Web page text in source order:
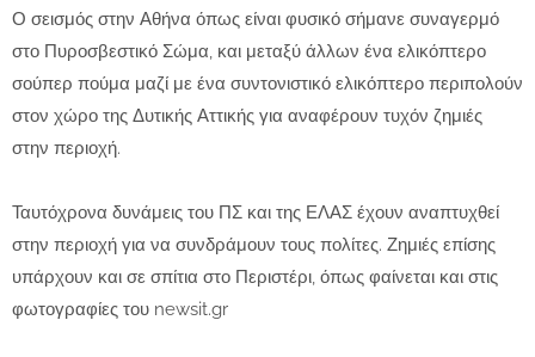
Ο σεισμός στην Αθήνα όπως είναι φυσικό σήμανε συναγερμό
στο Πυροσβεστικό Σώμα, και μεταξύ άλλων ένα ελικόπτερο
σούπερ πούμα μαζί με ένα συντονιστικό ελικόπτερο περιπολούν
στον χώρο της Δυτικής Αττικής για αναφέρουν τυχόν ζημιές
στην περιοχή.
Ταυτόχρονα δυνάμεις του ΠΣ και της ΕΛΑΣ έχουν αναπτυχθεί
στην περιοχή για να συνδράμουν τους πολίτες. Ζημιές επίσης
υπάρχουν και σε σπίτια στο Περιστέρι, όπως φαίνεται και στις
φωτογραφίες του newsit.gr